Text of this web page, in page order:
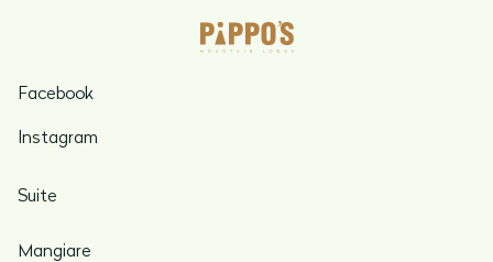
Facebook
Instagram
Suite
Mangiare